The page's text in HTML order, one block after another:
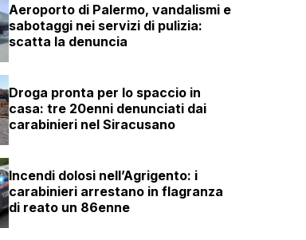
Aeroporto di Palermo, vandalismi e
sabotaggi nei servizi di pulizia:
scatta la denuncia
Droga pronta per lo spaccio in
casa: tre 20enni denunciati dai
carabinieri nel Siracusano
Incendi dolosi nell’Agrigento: i
carabinieri arrestano in flagranza
di reato un 86enne